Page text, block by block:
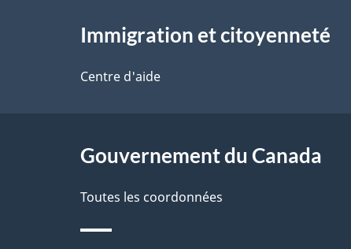
a
l
d
e
l
proposImmigration et citoyenneté
Centre d'aide
Gouvernement du Canada
Toutes les coordonnées